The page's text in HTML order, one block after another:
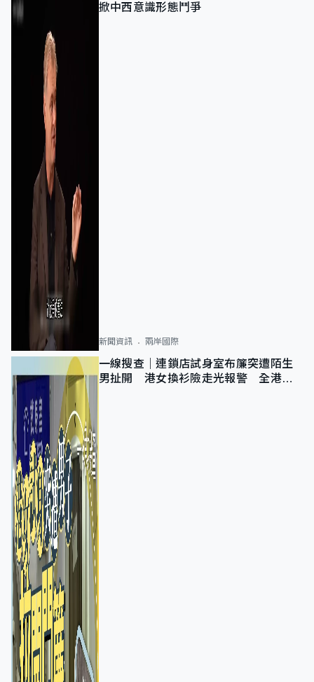
掀中西意識形態鬥爭
新聞資訊 兩岸國際
一線搜查｜連鎖店試身室布簾突遭陌生
男扯開 港女換衫險走光報警 全港分